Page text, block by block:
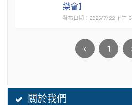
樂會】
發布日期：2025/7/22 下午
1
關於我們